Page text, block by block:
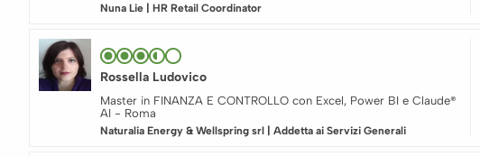
Nuna Lie | HR Retail Coordinator
Rossella Ludovico
Master in FINANZA E CONTROLLO con Excel, Power BI e Claude®
AI - Roma
Naturalia Energy & Wellspring srl | Addetta ai Servizi Generali